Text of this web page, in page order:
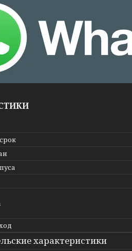
характеристики